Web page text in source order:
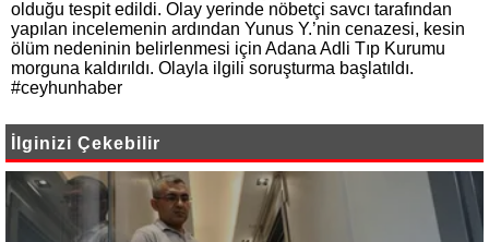
olduğu tespit edildi. Olay yerinde nöbetçi savcı tarafından
yapılan incelemenin ardından Yunus Y.’nin cenazesi, kesin
ölüm nedeninin belirlenmesi için Adana Adli Tıp Kurumu
morguna kaldırıldı. Olayla ilgili soruşturma başlatıldı.
#ceyhunhaber
İlginizi Çekebilir